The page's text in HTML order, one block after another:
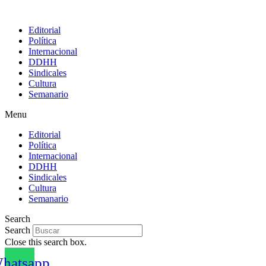
Editorial
Política
Internacional
DDHH
Sindicales
Cultura
Semanario
Menu
Editorial
Política
Internacional
DDHH
Sindicales
Cultura
Semanario
Search
Search
Close this search box.